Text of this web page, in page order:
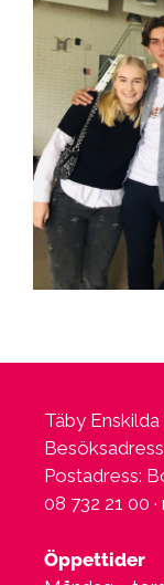
Täby
Postadress:
08 732 21 00 ·
Öppettider